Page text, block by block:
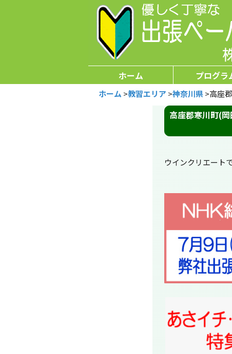
ホーム プログラ
ホーム >教習エリア >神奈川県>高座
高座郡寒川町(
ウインクリエート